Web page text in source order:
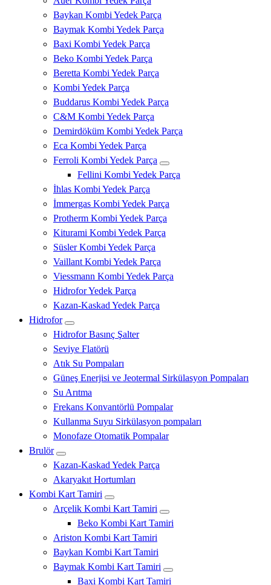
Baykan Kombi Yedek Parça
Baymak Kombi Yedek Parça
Baxi Kombi Yedek Parça
Beko Kombi Yedek Parça
Beretta Kombi Yedek Parça
Kombi Yedek Parça
Buddarus Kombi Yedek Parça
C&M Kombi Yedek Parça
Demirdöküm Kombi Yedek Parça
Eca Kombi Yedek Parça
Ferroli Kombi Yedek Parça
Fellini Kombi Yedek Parça
İhlas Kombi Yedek Parça
İmmergas Kombi Yedek Parça
Protherm Kombi Yedek Parça
Kiturami Kombi Yedek Parça
Süsler Kombi Yedek Parça
Vaillant Kombi Yedek Parça
Viessmann Kombi Yedek Parça
Hidrofor Yedek Parça
Kazan-Kaskad Yedek Parça
Hidrofor
Hidrofor Basınç Şalter
Seviye Flatörü
Atık Su Pompaları
Güneş Enerjisi ve Jeotermal Sirkülasyon Pompaları
Su Arıtma
Frekans Konvantörlü Pompalar
Kullanma Suyu Sirkülasyon pompaları
Monofaze Otomatik Pompalar
Brulör
Kazan-Kaskad Yedek Parça
Akaryakıt Hortumları
Kombi Kart Tamiri
Arçelik Kombi Kart Tamiri
Beko Kombi Kart Tamiri
Ariston Kombi Kart Tamiri
Baykan Kombi Kart Tamiri
Baymak Kombi Kart Tamiri
Baxi Kombi Kart Tamiri